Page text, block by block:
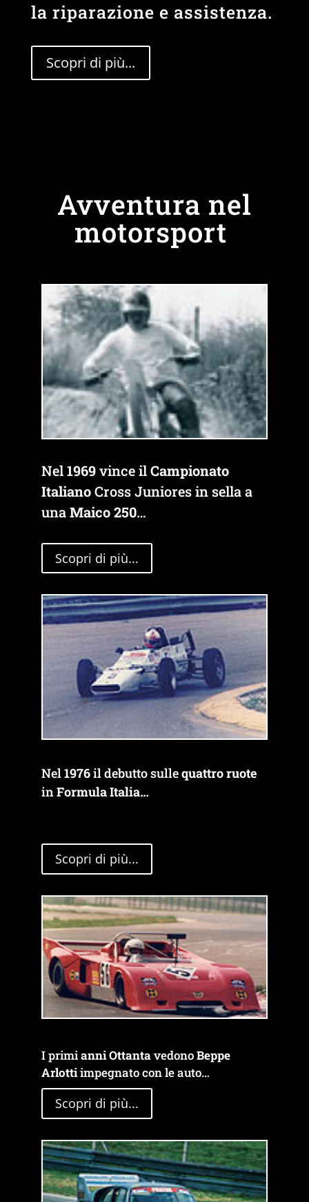
la riparazione e assistenza.
Scopri di più...
Avventura nel
motorsport
Nel1969vince ilCampionato
ItalianoCross Juniores in sella a
unaMaico 250…
Scopri di più...
Nel1976il debutto sullequattro ruote
inFormula Italia…
Scopri di più...
I primianni OttantavedonoBeppe
Arlottiimpegnato con le auto…
Scopri di più...